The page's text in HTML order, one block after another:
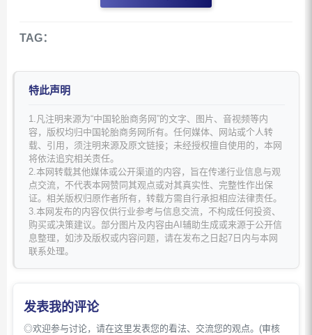
TAG：
特此声明
1.凡注明来源为“中国轮胎商务网”的文字、图片、音视频等内
容，版权均归中国轮胎商务网所有。任何媒体、网站或个人转
载、引用，须注明来源及原文链接；未经授权擅自使用的，本网
将依法追究相关责任。
2.本网转载其他媒体或公开渠道的内容，旨在传递行业信息与观
点交流，不代表本网赞同其观点或对其真实性、完整性作出保
证。相关版权归原作者所有，转载方需自行承担相应法律责任。
3.本网发布的内容仅供行业参考与信息交流，不构成任何投资、
购买或决策建议。部分图片及内容由AI辅助生成或来源于公开信
息整理，如涉及版权或内容问题，请在发布之日起7日内与本网
联系处理。
发表我的评论
◎欢迎参与讨论，请在这里发表您的看法、交流您的观点。(审核